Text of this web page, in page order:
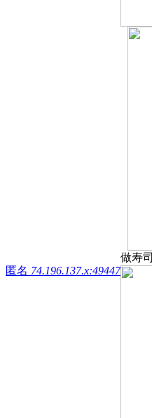
匿名 74.196.137.x:49447
做寿